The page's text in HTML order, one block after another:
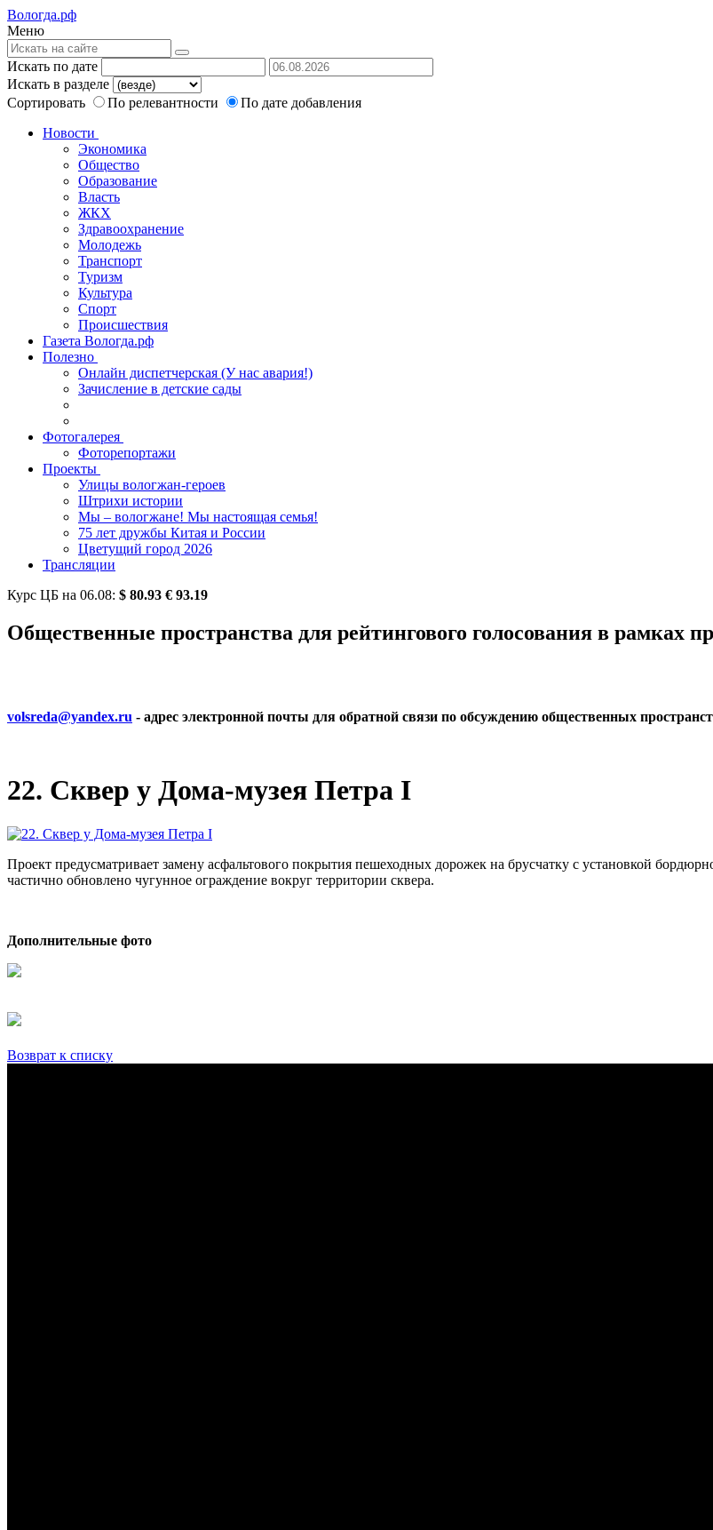
Вологда.рф
Меню
Искать по дате
Искать в разделе
Сортировать
По релевантности
По дате добавления
Новости
Экономика
Общество
Образование
Власть
ЖКХ
Здравоохранение
Молодежь
Транспорт
Туризм
Культура
Спорт
Происшествия
Газета Вологда.рф
Полезно
Онлайн диспетчерская (У нас авария!)
Зачисление в детские сады
Фотогалерея
Фоторепортажи
Проекты
Улицы вологжан-героев
Штрихи истории
Мы – вологжане! Мы настоящая семья!
75 лет дружбы Китая и России
Цветущий город 2026
Трансляции
Курс ЦБ на 06.08: $ 80.93 € 93.19
Общественные пространства для рейтингового голосования в рамках
volsreda@yandex.ru - адрес электронной почты для обратной связи по обсуждению общественных
22. Сквер у Дома-музея Петра I
Проект предусматривает замену асфальтового покрытия пешеходных дорожек на брусчатку с установкой
частично обновлено чугунное ограждение вокруг территории сквера.
Дополнительные фото
Возврат к списку